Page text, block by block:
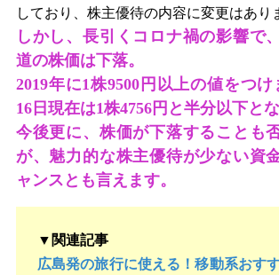
しており、株主優待の内容に変更はあり
しかし、長引くコロナ禍の影響で
道の株価は下落。
2019年に1株9500円以上の値をつけ
16日現在は1株4756円と半分以下と
今後更に、株価が下落することも
が、魅力的な株主優待が少ない資
ャンスとも言えます。
▼関連記事
広島発の旅行に使える！移動系おす